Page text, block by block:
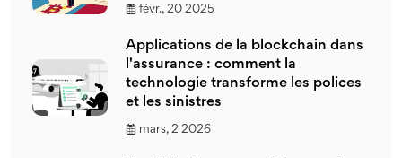
févr., 20 2025
Applications de la blockchain dans
l'assurance : comment la
technologie transforme les polices
et les sinistres
mars, 2 2026